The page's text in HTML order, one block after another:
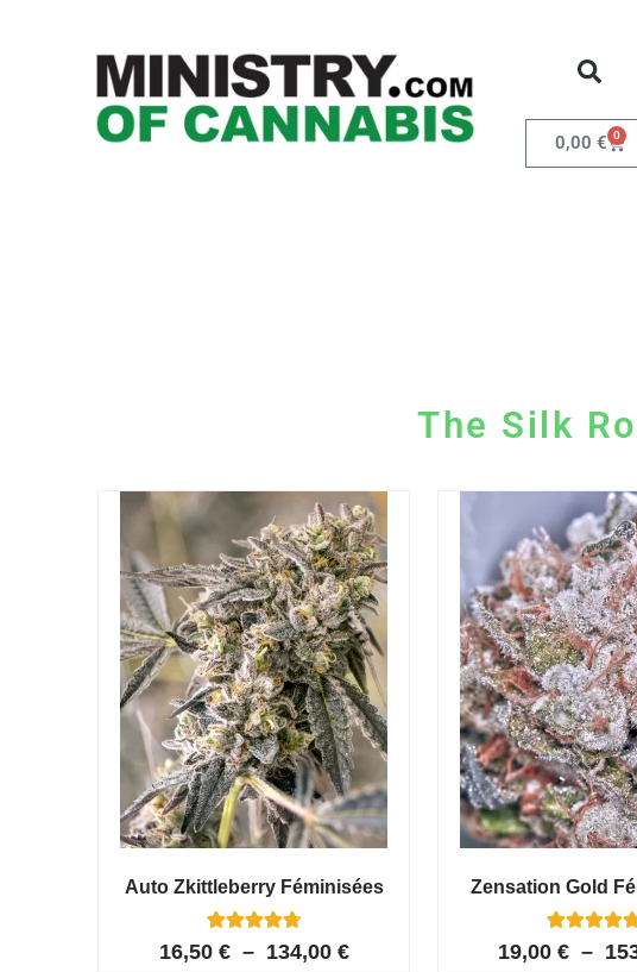
0,00 € 0
The Silk
Auto Zkittleberry Féminisées
Noté
5
16,50 € – 134,00 €
Zensation Gold
Noté
5.00
6
19,00€ –